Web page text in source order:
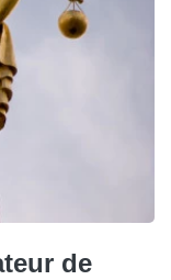
de